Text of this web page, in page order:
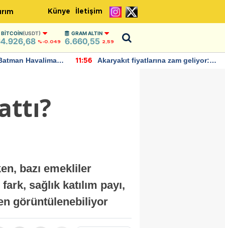
Künye İletişim
BITCOIN(USDT)
%-0.049
GRAM ALTIN
6.660,55 2,59
Havalimanı
11:56
Akaryakıt fiyatlarına zam geliyor:
bazı emekliler
sağlık katılım payı,
görüntülenebiliyor